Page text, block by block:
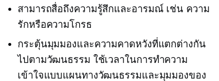
สามารถสื่อถึงความรู้สึกและอารมณ์ เช่น ความ
รักหรือความโกรธ
กระตุ้นมุมมองและความคาดหวังที่แตกต่างกัน
ไปตามวัฒนธรรม ใช้เวลาในการทำความ
เข้าใจแบบแผนทางวัฒนธรรมและมุมมองของ